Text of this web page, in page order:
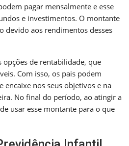
pagar mensalmente e esse
e investimentos. O montante
devido aos rendimentos desses
de rentabilidade, que
Com isso, os pais podem
encaixe nos seus objetivos e na
No final do período, ao atingir a
usar esse montante para o que